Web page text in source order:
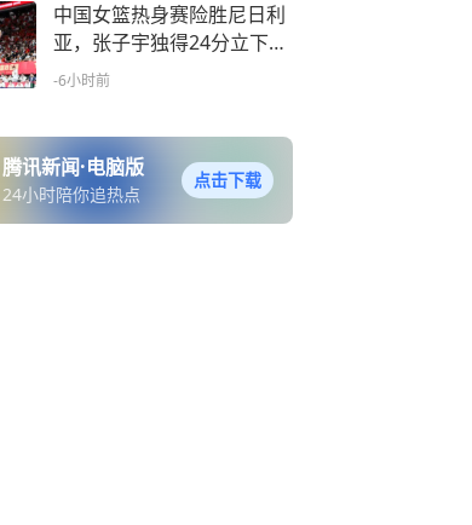
中国女篮热身赛险胜尼日利
亚，张子宇独得24分立下头
功
-6小时前
腾讯新闻·电脑版
24小时陪你追热点
点击下载